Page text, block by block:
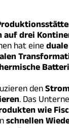
auf drei
hat eine
den
. Das
wie
schnellen